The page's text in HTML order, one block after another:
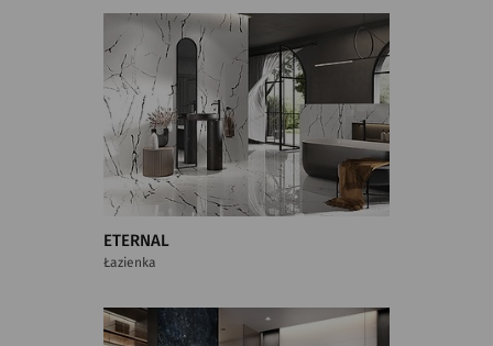
ETERNAL
Łazienka